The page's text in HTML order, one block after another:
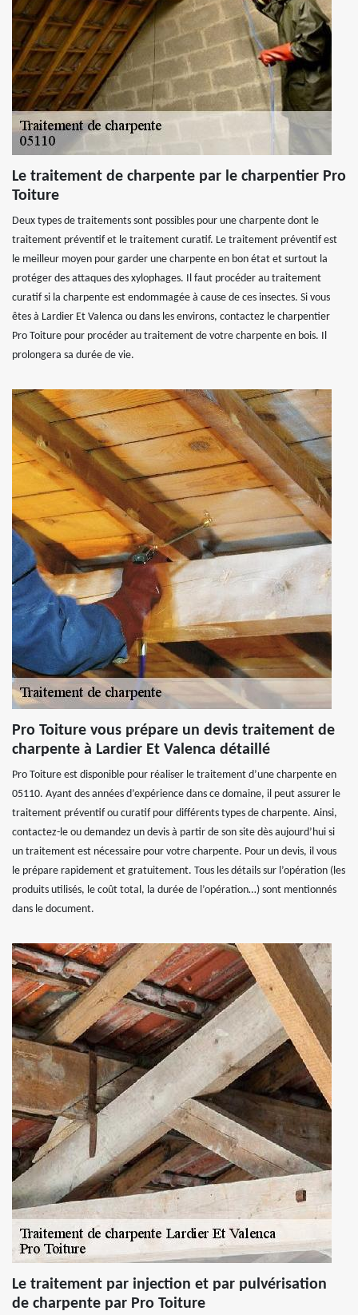
Le traitement de charpente par le charpentier Pro
Toiture
Deux types de traitements sont possibles pour une charpente dont le
traitement préventif et le traitement curatif. Le traitement préventif est
le meilleur moyen pour garder une charpente en bon état et surtout la
protéger des attaques des xylophages. Il faut procéder au traitement
curatif si la charpente est endommagée à cause de ces insectes. Si vous
êtes à Lardier Et Valenca ou dans les environs, contactez le charpentier
Pro Toiture pour procéder au traitement de votre charpente en bois. Il
prolongera sa durée de vie.
Pro Toiture vous prépare un devis traitement de
charpente à Lardier Et Valenca détaillé
Pro Toiture est disponible pour réaliser le traitement d’une charpente en
05110. Ayant des années d’expérience dans ce domaine, il peut assurer le
traitement préventif ou curatif pour différents types de charpente. Ainsi,
contactez-le ou demandez un devis à partir de son site dès aujourd’hui si
un traitement est nécessaire pour votre charpente. Pour un devis, il vous
le prépare rapidement et gratuitement. Tous les détails sur l’opération (les
produits utilisés, le coût total, la durée de l’opération…) sont mentionnés
dans le document.
Le traitement par injection et par pulvérisation
de charpente par Pro Toiture